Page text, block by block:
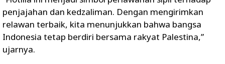
penjajahan dan kedzaliman. Dengan mengirimkan
relawan terbaik, kita menunjukkan bahwa bangsa
Indonesia tetap berdiri bersama rakyat Palestina,”
ujarnya.